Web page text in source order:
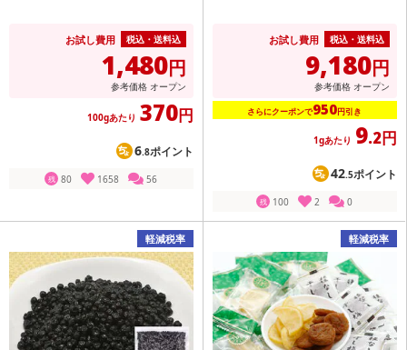
お試し費用 税込・送料込
1,480円
参考価格 オープン
100gあたり 370円
6.8ポイント
残 80 1658 56
お試し費用 税込・送料込
9,180円
参考価格 オープン
さらにクーポンで950円引き
1gあたり 9.2円
42.5ポイント
残 100 2 0
軽減税率 軽減税率